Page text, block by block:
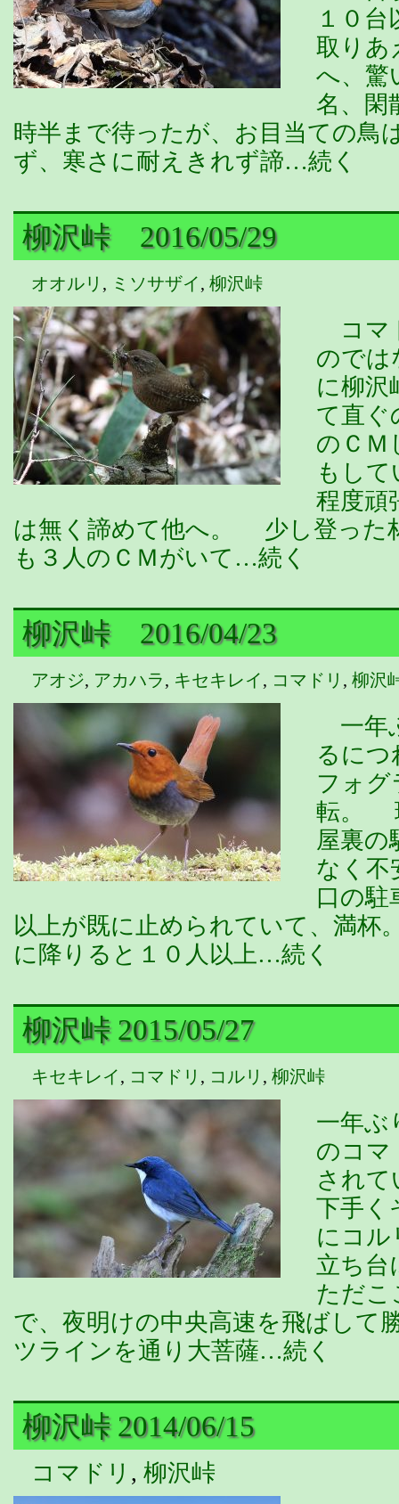
１０
取りあ
へ、驚
名、
時半まで待ったが、お目当ての鳥
ず、寒さに耐えきれず諦…続く
柳沢峠 2016/05/29
オオルリ , ミソサザイ, 柳沢峠
コマ
のでは
に柳
て直ぐ
のＣＭ
もし
程度頑
は無く諦めて他へ。 少し登った
も３人のＣＭがいて…続く
柳沢峠 2016/04/23
アオジ, アカハラ, キセキレイ, コマドリ , 柳沢
一年
るにつ
フォグ
転。
屋裏の
なく不
口の駐
以上が既に止められていて、満
に降りると１０人以上…続く
柳沢峠 2015/05/27
キセキレイ, コマドリ , コルリ , 柳沢峠
一年ぶ
のコマ
され
下手く
にコル
立ち台
ただこ
で、夜明けの中央高速を飛ばして
ツラインを通り大菩薩…続く
柳沢峠 2014/06/15
コマドリ , 柳沢峠